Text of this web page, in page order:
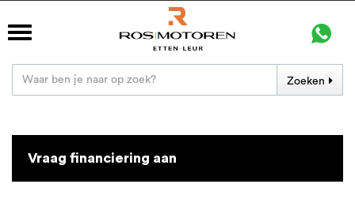
Zoeken
Vraag financiering aan